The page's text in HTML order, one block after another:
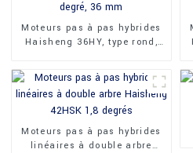
Moteurs pas à pas hybrides
Haisheng 36HY, type rond,
Moteurs pas à pas hybrides
linéaires à double arbre